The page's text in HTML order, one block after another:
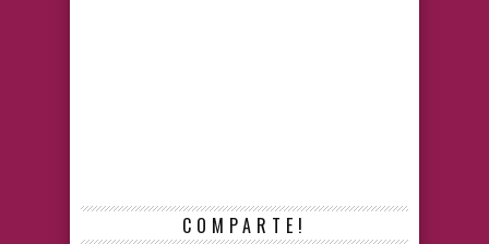
COMPARTE!